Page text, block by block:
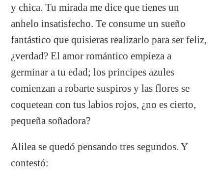
y chica. Tu mirada me dice que tienes un
anhelo insatisfecho. Te consume un sueño
fantástico que quisieras realizarlo para ser feliz,
¿verdad? El amor romántico empieza a
germinar a tu edad; los príncipes azules
comienzan a robarte suspiros y las flores se
coquetean con tus labios rojos, ¿no es cierto,
pequeña soñadora?
Alilea se quedó pensando tres segundos. Y
contestó: